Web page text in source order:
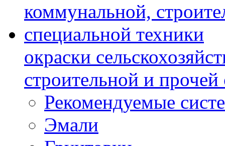
окраски
строительной и
Рекомендуемые
Эмали